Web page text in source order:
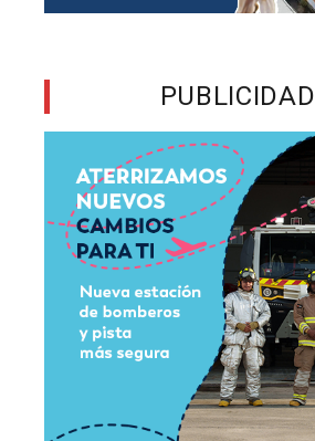
PUBLICIDAD